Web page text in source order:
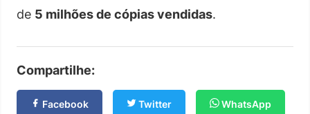
de 5 milhões de cópias vendidas.
Compartilhe:
Facebook Twitter WhatsApp